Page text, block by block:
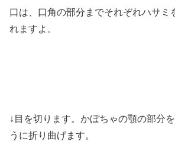
口は、口角の部分までそれぞれハサミ
れますよ。
↓目を切ります。かぼちゃの顎の部分
うに折り曲げます。